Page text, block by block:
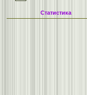
Статистика